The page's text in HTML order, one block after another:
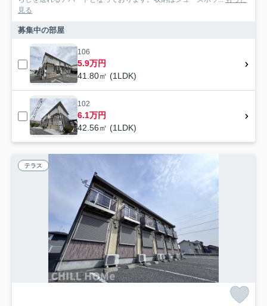
見る
募集中の部屋
106
5.9万円
41.80㎡ (1LDK)
102
6.1万円
42.56㎡ (1LDK)
テラス